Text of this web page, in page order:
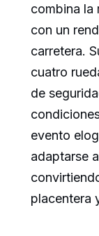
combina la
con un
carretera.
cuatro
de
evento
adaptarse
placentera